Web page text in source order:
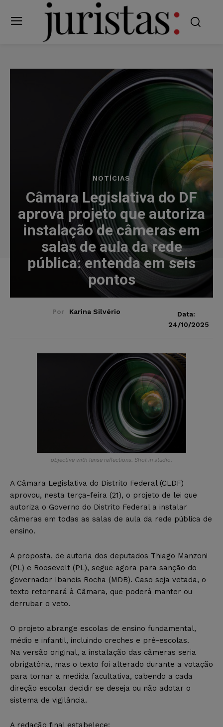
NOTÍCIAS
Câmara Legislativa do DF
aprova projeto que autoriza
instalação de câmeras em
salas de aula da rede
pública: entenda em seis
pontos
Por Karina Silvério
Data:
24/10/2025
objective with lense reflections. Shot in studio.
A Câmara Legislativa do Distrito Federal (CLDF)
aprovou, nesta terça-feira (21), o projeto de lei que
autoriza o Governo do Distrito Federal a instalar
câmeras em todas as salas de aula da rede pública de
ensino.
A proposta, de autoria dos deputados Thiago Manzoni
(PL) e Roosevelt (PL), segue agora para sanção do
governador Ibaneis Rocha (MDB). Caso seja vetada, o
texto retornará à Câmara, que poderá manter ou
derrubar o veto.
O projeto abrange escolas de ensino fundamental,
médio e infantil, incluindo creches e pré-escolas.
Na versão original, a instalação das câmeras seria
obrigatória, mas o texto foi alterado durante a votação
para tornar a medida facultativa, cabendo a cada
direção escolar decidir se deseja ou não adotar o
sistema de vigilância.
A redação final estabelece: